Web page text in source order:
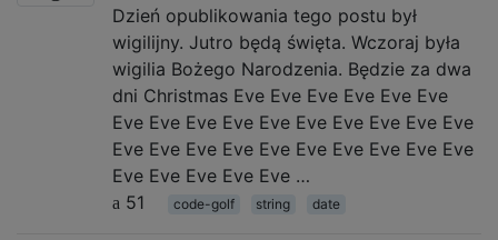
Dzień opublikowania tego postu był
wigilijny. Jutro będą święta. Wczoraj była
wigilia Bożego Narodzenia. Będzie za dwa
dni Christmas Eve Eve Eve Eve Eve Eve
Eve Eve Eve Eve Eve Eve Eve Eve Eve Eve
Eve Eve Eve Eve Eve Eve Eve Eve Eve Eve
Eve Eve Eve Eve Eve …
51
code-golf string date